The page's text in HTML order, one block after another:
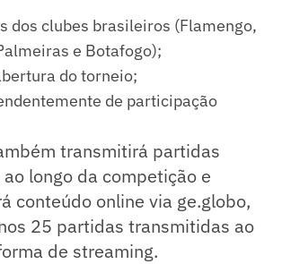
dos clubes brasileiros (Flamengo,
e Botafogo);
do torneio;
de participação
transmitirá partidas
longo da competição e
conteúdo online via ge.globo,
25 partidas transmitidas ao
de streaming.